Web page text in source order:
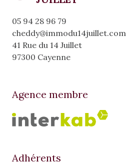
05 94 28 96 79
cheddy@immodu14juillet.com
41 Rue du 14 Juillet
97300 Cayenne
Agence membre
Adhérents